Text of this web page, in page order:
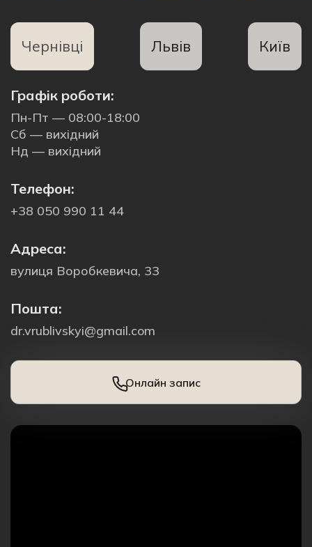
Чернівці Львів Київ
Графік роботи:
Пн-Пт — 08:00-18:00
Сб — вихідний
Нд — вихідний
Телефон:
+38 050 990 11 44
Адреса:
вулиця Воробкевича, 33
Пошта:
dr.vrublivskyi@gmail.com
Онлайн запис